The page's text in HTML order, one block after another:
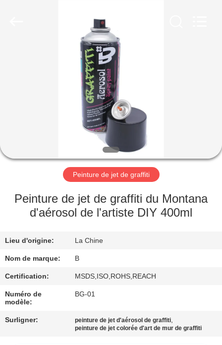
DE
NOUS
VISITE
D'USINE
CONTRÔLE
DE
QUALITÉ
CONTACTEZ-
NOUS
Peinture de jet de graffiti
Peinture de jet de graffiti du Montana
d'aérosol de l'artiste DIY 400ml
Lieu d'origine: La Chine
Nom de marque: B
Certification: MSDS,ISO,ROHS,REACH
Numéro de
modèle:
BG-01
Surligner: peinture de jet d'aérosol de graffiti,
peinture de jet colorée d'art de mur de graffiti